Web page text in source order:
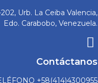
202, Urb. La Ceiba Valencia,
Edo. Carabobo, Venezuela.
Contáctanos
+58(414)4300955